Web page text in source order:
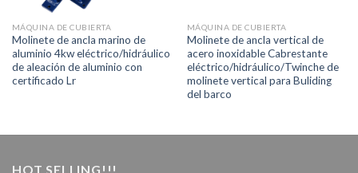
MÁQUINA DE CUBIERTA
Molinete de ancla marino de
aluminio 4kw eléctrico/hidráulico
de aleación de aluminio con
certificado Lr
MÁQUINA DE CUBIERTA
Molinete de ancla vertical de
acero inoxidable Cabrestante
eléctrico/hidráulico/Twinche de
molinete vertical para Buliding
del barco
HOT SELLING!!!